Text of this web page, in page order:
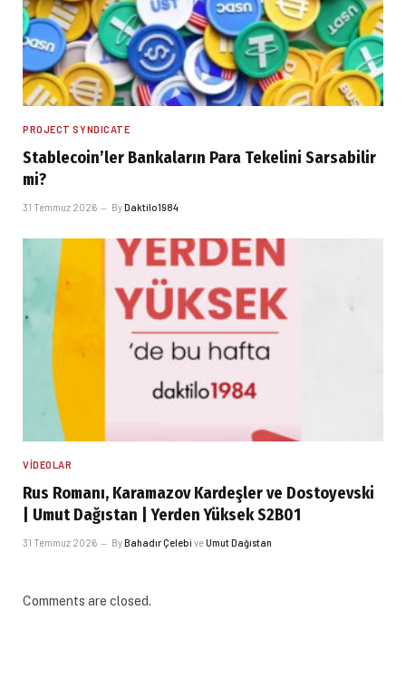
PROJECT SYNDICATE
Stablecoin’ler Bankaların Para Tekelini Sarsabilir
mi?
31 Temmuz 2026 ByDaktilo1984
VIDEOLAR
Rus Romanı, Karamazov Kardeşler ve Dostoyevski
| Umut Dağıstan | Yerden Yüksek S2B01
31 Temmuz 2026 ByBahadır Çelebi veUmut Dağıstan
Comments are closed.